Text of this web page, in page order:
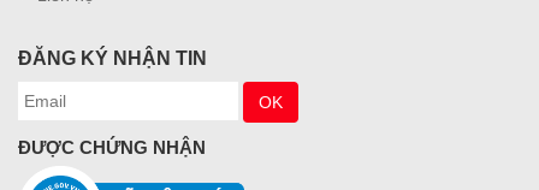
ĐĂNG KÝ NHẬN TIN
ĐƯỢC CHỨNG NHẬN